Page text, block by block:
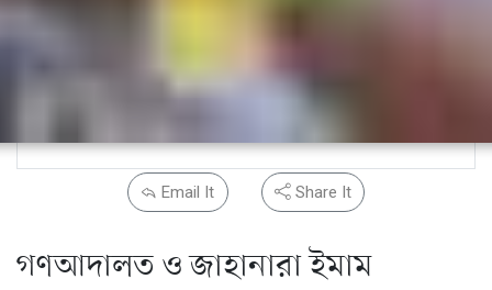
Email It Share It
গণআদালত ও জাহানারা ইমাম